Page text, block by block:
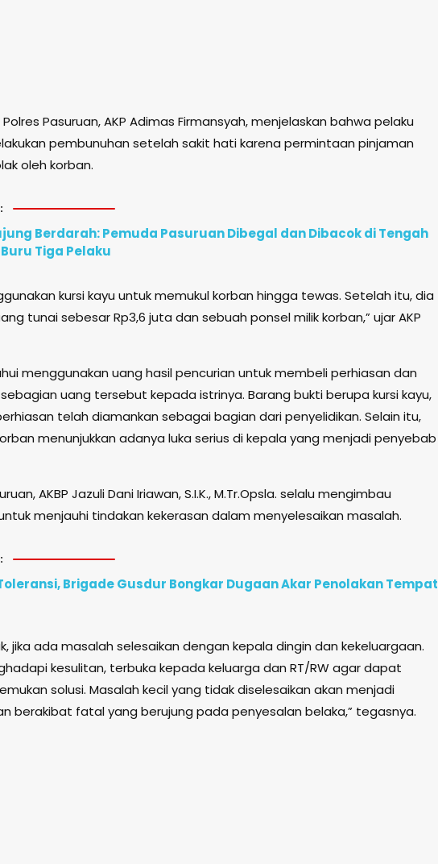
Pasuruan, AKP Adimas Firmansyah, menjelaskan bahwa pelaku
pembunuhan setelah sakit hati karena permintaan pinjaman
oleh korban.
Berdarah: Pemuda Pasuruan Dibegal dan Dibacok di Tengah
Tiga Pelaku
kursi kayu untuk memukul korban hingga tewas. Setelah itu, dia
tunai sebesar Rp3,6 juta dan sebuah ponsel milik korban,” ujar AKP
menggunakan uang hasil pencurian untuk membeli perhiasan dan
uang tersebut kepada istrinya. Barang bukti berupa kursi kayu,
telah diamankan sebagai bagian dari penyelidikan. Selain itu,
menunjukkan adanya luka serius di kepala yang menjadi penyebab
AKBP Jazuli Dani Iriawan, S.I.K., M.Tr.Opsla. selalu mengimbau
menjauhi tindakan kekerasan dalam menyelesaikan masalah.
Brigade Gusdur Bongkar Dugaan Akar Penolakan Tempat
jika ada masalah selesaikan dengan kepala dingin dan kekeluargaan.
kesulitan, terbuka kepada keluarga dan RT/RW agar dapat
solusi. Masalah kecil yang tidak diselesaikan akan menjadi
berakibat fatal yang berujung pada penyesalan belaka,” tegasnya.